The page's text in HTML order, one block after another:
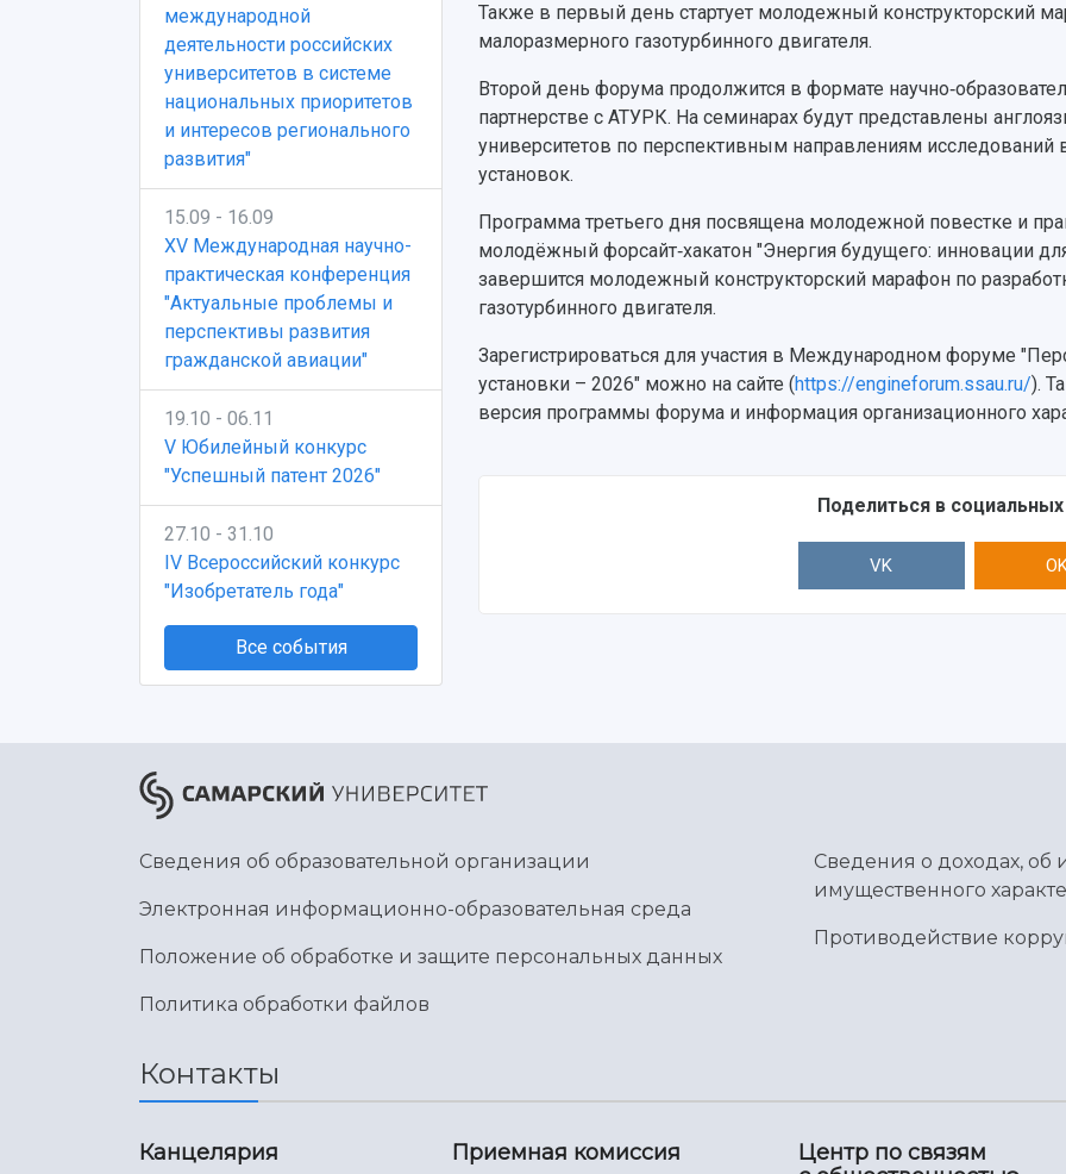
международной
деятельности российских
университетов в системе
национальных приоритетов
и интересов регионального
развития"
15.09 - 16.09
XV Международная научно-
практическая конференция
"Актуальные проблемы и
перспективы развития
гражданской авиации"
19.10 - 06.11
V Юбилейный конкурс
"Успешный патент 2026"
27.10 - 31.10
IV Всероссийский конкурс
"Изобретатель года"
Все события
Также в первый день стартует молодежный конструкторский
малоразмерного газотурбинного двигателя.
Второй день форума продолжится в формате
партнерстве с АТУРК. На семинарах будут представлены
университетов по перспективным направлениям исследований
установок.
Программа третьего дня посвящена молодежной повестке и
молодёжный форсайт‑хакатон "Энергия будущего: инновации
завершится молодежный конструкторский марафон по
газотурбинного двигателя.
Зарегистрироваться для участия в Международном форуме
установки – 2026" можно на сайте (https://engineforum.ssau.ru/).
версия программы форума и информация организационного
Поделиться в социальных
VK
Сведения об образовательной организации
Электронная информационно-образовательная среда
Положение об обработке и защите персональных данных
Политика обработки файлов
Сведения о доходах, об
имущественного
Противодействие
Контакты
Канцелярия Приемная комиссия
Центр по связям